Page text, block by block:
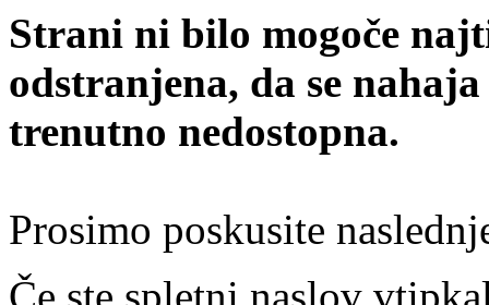
Strani ni bilo mogoče
odstranjena, da se
trenutno nedostopna.
Prosimo poskusite